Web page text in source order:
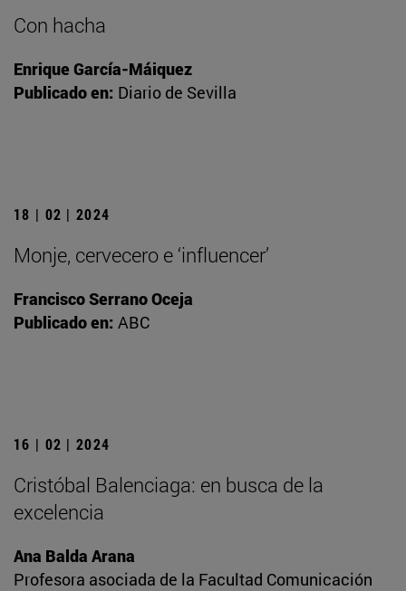
Con hacha
Enrique García-Máiquez
Publicado en: Diario de Sevilla
18 | 02 | 2024
Monje, cervecero e ‘influencer’
Francisco Serrano Oceja
Publicado en: ABC
16 | 02 | 2024
Cristóbal Balenciaga: en busca de la
excelencia
Ana Balda Arana
Profesora asociada de la Facultad Comunicación